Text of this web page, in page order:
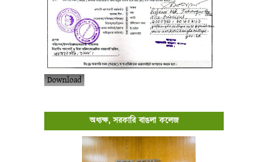
Download
অধ্যক্ষ, সরকারি বাঙলা কলেজ